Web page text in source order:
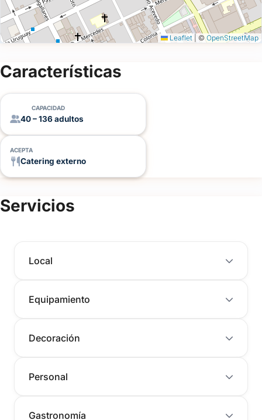
Leaflet ©OpenStreetMap
Características
CAPACIDAD
40 – 136 adultos
ACEPTA
Catering externo
Servicios
Local
Equipamiento
Decoración
Personal
Gastronomía